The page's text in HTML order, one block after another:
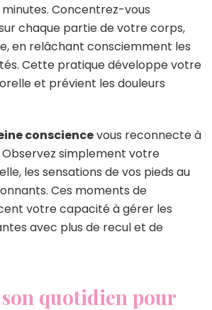
Concentrez-vous
chaque partie de votre corps,
en relâchant consciemment les
Cette pratique développe votre
et prévient les douleurs
consciencevous reconnecte à
Observez simplement votre
les sensations de vos pieds au
Ces moments de
votre capacité à gérer les
avec plus de recul et de
quotidien pour